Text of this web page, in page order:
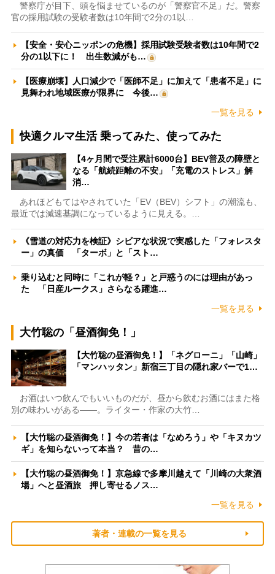
警察庁が目下、頭を悩ませているのが「警察官不足」だ。警察
官の採用試験の受験者数は10年間で2分の1以…
【安全・安心ニッポンの危機】採用試験受験者数は10年間で2
分の1以下に！ 出生数減がも…
【医療崩壊】人口減少で「医師不足」に加えて「患者不足」に
見舞われ地域医療が限界に 今後…
一覧を見る
快適クルマ生活 乗ってみた、使ってみた
【4ヶ月間で受注累計6000台】BEV普及の障壁と
なる「航続距離の不安」「充電のストレス」解
消…
あれほどもてはやされていた「EV（BEV）シフト」の潮流も、
最近では減速基調になっているように見える。…
《雪道の対応力を検証》シビアな状況で実感した「フォレスタ
ー」の真価 「ターボ」と「スト…
乗り込むと同時に「これが軽？」と戸惑うのには理由があっ
た 「日産ルークス」さらなる躍進…
一覧を見る
大竹聡の「昼酒御免！」
【大竹聡の昼酒御免！】「ネグローニ」「山崎」
「マンハッタン」新宿三丁目の隠れ家バーで1…
お酒はいつ飲んでもいいものだが、昼から飲むお酒にはまた格
別の味わいがある――。ライター・作家の大竹…
【大竹聡の昼酒御免！】今の若者は「なめろう」や「キヌカツ
ギ」を知らないって本当？ 昔の…
【大竹聡の昼酒御免！】京急線で多摩川越えて「川崎の大衆酒
場」へと昼酒旅 押し寄せるノス…
一覧を見る
著者・連載の一覧を見る